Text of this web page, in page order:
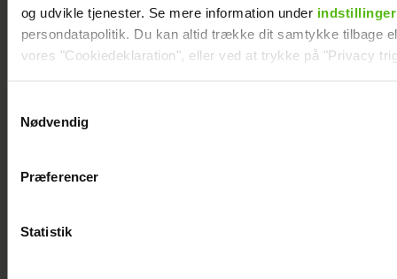
og udvikle tjenester. Se mere information under indstillinger
persondatapolitik. Du kan altid trække dit samtykke tilbage
vores "Cookiedeklaration", eller ved at trykke på "Privacy
Vi anvender egne cookies og cookies fra tredjeparter til at
generere statistik og huske dine præferencer samt til brug
Nødvendig
Præferencer
Statistik